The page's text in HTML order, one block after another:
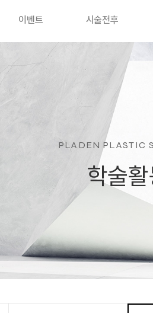
이벤트 시술전후
PLADEN PLASTIC
학술